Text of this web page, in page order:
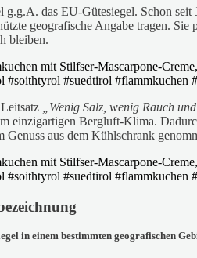
das EU-Gütesiegel. Schon
geografische Angabe tragen.
bleiben.
„Wenig Salz, wenig Rauch
einzigartigen Bergluft-Klima.
Genuss aus dem Kühlschrank
in einem bestimmten geografischen